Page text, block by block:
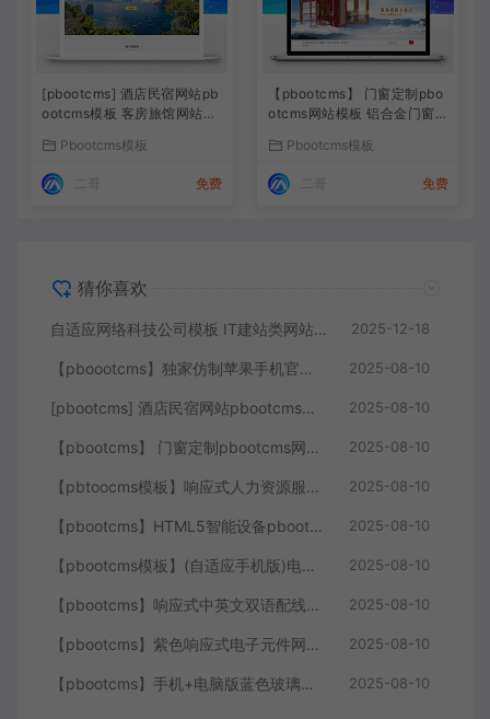
[pbootcms] 酒店民宿网站pb
ootcms模板 客房旅馆网站源
Pbootcms模板
免费
【pbootcms】 门窗定制pbo
otcms网站模板 铝合金门窗网
Pbootcms模板
免费
猜你喜欢
自适应网络科技公司模板 IT建站类网站源码下载 2025-12-18
【pboootcms】独家仿制苹果手机官网模板风格，黑色大气响应式模板整站打包 2025-08-10
[pbootcms] 酒店民宿网站pbootcms模板 客房旅馆网站源码下载 2025-08-10
【pbootcms】 门窗定制pbootcms网站模板 铝合金门窗网站源码下载 2025-08-10
【pbtoocms模板】响应式人力资源服务类网站pbootcms模板 企业管理网站源 2025-08-10
【pbootcms】HTML5智能设备pbootcms网站模板 响应式人工智能机器网 2025-08-10
【pbootcms模板】(自适应手机版)电子元件pbootcms网站模板 电路板网站源码 2025-08-10
【pbootcms】响应式中英文双语配线器材类网站pbootcms模板扎带线卡网站源码 2025-08-10
【pbootcms】紫色响应式电子元件网站pbootcms模板 芯片研发设计网站 2025-08-10
【pbootcms】手机+电脑版蓝色玻璃纤维制品网站pbootcms模板营销型 2025-08-10